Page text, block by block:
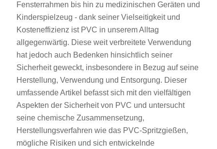
Fensterrahmen bis hin zu medizinischen Geräten und
Kinderspielzeug - dank seiner Vielseitigkeit und
Kosteneffizienz ist PVC in unserem Alltag
allgegenwärtig. Diese weit verbreitete Verwendung
hat jedoch auch Bedenken hinsichtlich seiner
Sicherheit geweckt, insbesondere in Bezug auf seine
Herstellung, Verwendung und Entsorgung. Dieser
umfassende Artikel befasst sich mit den vielfältigen
Aspekten der Sicherheit von PVC und untersucht
seine chemische Zusammensetzung,
Herstellungsverfahren wie das PVC-Spritzgießen,
mögliche Risiken und sich entwickelnde